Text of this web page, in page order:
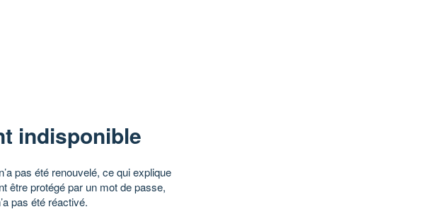
indisponible
pas été renouvelé, ce qui explique
être protégé par un mot de passe,
pas été réactivé.